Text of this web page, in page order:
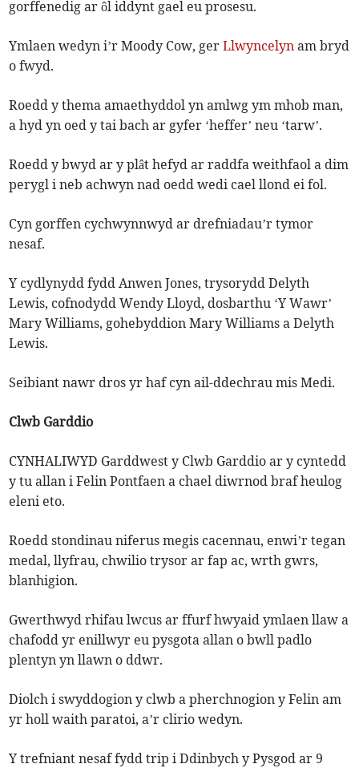
gorffenedig ar ôl iddynt gael eu prosesu.
Ymlaen wedyn i’r Moody Cow, gerLlwyncelyn am bryd
o fwyd.
Roedd y thema amaethyddol yn amlwg ym mhob man,
a hyd yn oed y tai bach ar gyfer ‘heffer’ neu ‘tarw’.
Roedd y bwyd ar y plât hefyd ar raddfa weithfaol a dim
perygl i neb achwyn nad oedd wedi cael llond ei fol.
Cyn gorffen cychwynnwyd ar drefniadau’r tymor
nesaf.
Y cydlynydd fydd Anwen Jones, trysorydd Delyth
Lewis, cofnodydd Wendy Lloyd, dosbarthu ‘Y Wawr’
Mary Williams, gohebyddion Mary Williams a Delyth
Lewis.
Seibiant nawr dros yr haf cyn ail-ddechrau mis Medi.
Clwb Garddio
CYNHALIWYD Garddwest y Clwb Garddio ar y cyntedd
y tu allan i Felin Pontfaen a chael diwrnod braf heulog
eleni eto.
Roedd stondinau niferus megis cacennau, enwi’r tegan
medal, llyfrau, chwilio trysor ar fap ac, wrth gwrs,
blanhigion.
Gwerthwyd rhifau lwcus ar ffurf hwyaid ymlaen llaw a
chafodd yr enillwyr eu pysgota allan o bwll padlo
plentyn yn llawn o ddwr.
Diolch i swyddogion y clwb a pherchnogion y Felin am
yr holl waith paratoi, a’r clirio wedyn.
Y trefniant nesaf fydd trip i Ddinbych y Pysgod ar 9